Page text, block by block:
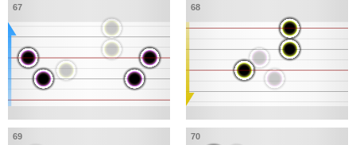
67 68
69 70